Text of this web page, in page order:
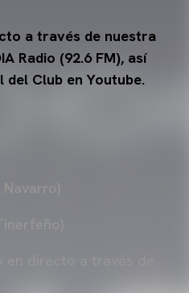
a través de nuestra
Radio (92.6 FM), así
Club en Youtube.